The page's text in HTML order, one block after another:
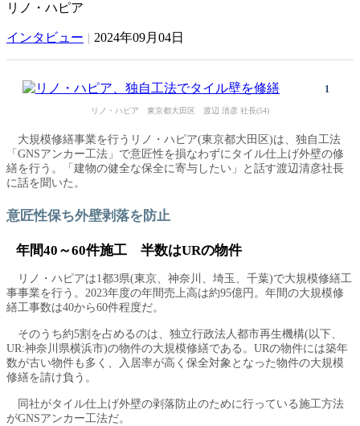
リノ・ハピア
インタビュー | 2024年09月04日
1
リノ・ハピア 東京都大田区 渡辺 清彦 社長(54)
大規模修繕事業を行うリノ・ハピア(東京都大田区)は、独自工法
「GNSアンカー工法」で意匠性を損なわずにタイル仕上げ外壁の修
繕を行う。「建物の健全な保全に寄与したい」と話す渡辺清彦社長
に話を聞いた。
意匠性保ち外壁剥落を防止
年間40～60件施工 半数はURの物件
リノ・ハピアは1都3県(東京、神奈川、埼玉、千葉)で大規模修繕工
事事業を行う。2023年度の年間売上高は約95億円。年間の大規模修
繕工事数は40から60件程度だ。
そのうち約5割を占めるのは、独立行政法人都市再生機構(以下、
UR:神奈川県横浜市)の物件の大規模修繕である。URの物件には築年
数が古い物件も多く、入居率が高く保全対象となった物件の大規模
修繕を請け負う。
同社がタイル仕上げ外壁の剥落防止のために行っている施工方法
がGNSアンカー工法だ。